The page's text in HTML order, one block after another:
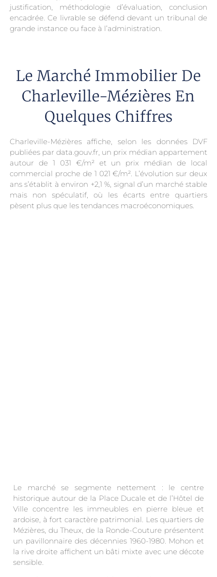
justification, méthodologie d’évaluation, conclusion
encadrée. Ce livrable se défend devant un tribunal de
grande instance ou face à l’administration.
Le Marché Immobilier De
Charleville-Mézières En
Quelques Chiffres
Charleville-Mézières affiche, selon les données DVF
publiées par data.gouv.fr, un prix médian appartement
autour de 1 031 €/m² et un prix médian de local
commercial proche de 1 021 €/m². L’évolution sur deux
ans s’établit à environ +2,1 %, signal d’un marché stable
mais non spéculatif, où les écarts entre quartiers
pèsent plus que les tendances macroéconomiques.
Le marché se segmente nettement : le centre
historique autour de la Place Ducale et de l’Hôtel de
Ville concentre les immeubles en pierre bleue et
ardoise, à fort caractère patrimonial. Les quartiers de
Mézières, du Theux, de la Ronde-Couture présentent
un pavillonnaire des décennies 1960-1980. Mohon et
la rive droite affichent un bâti mixte avec une décote
sensible.